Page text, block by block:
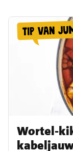
Wortel-